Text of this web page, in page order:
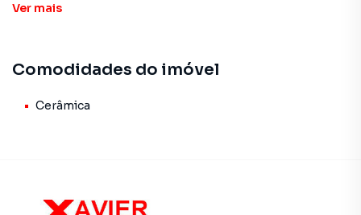
procurava ou deseja mais informações sobre Sobrado em
telefone (11) 2783-2000.
empreendimentos em construção ou lançamentos na
Ver mais
Comodidades do imóvel
Cerâmica